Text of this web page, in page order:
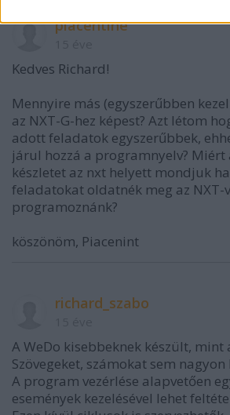
piacentine
Kedves Richard!
Mennyire más (egyszerűbben
az NXT-G-hez képest? Azt létom
adott feladatok egyszerűbbek,
járul hozzá a programnyelv? Miért
készletet az nxt helyett mondjuk
feladatokat oldatnék meg az NXT-
programoznánk?
köszönöm, Piacenint
richard_szabo
A WeDo kisebbeknek készült, mint
Szövegeket, számokat sem
A program vezérlése alapvetően
események kezelésével lehet